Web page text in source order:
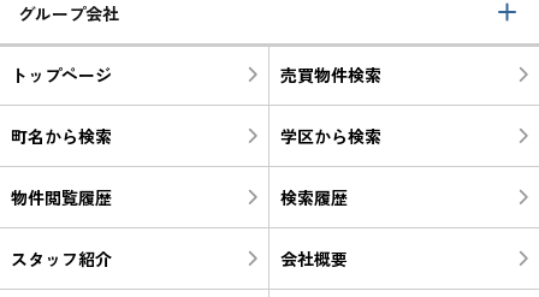
グループ会社
トップページ 売買物件検索
町名から検索 学区から検索
物件閲覧履歴 検索履歴
スタッフ紹介 会社概要